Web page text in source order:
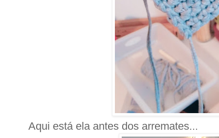
Aqui está ela antes dos arremates...